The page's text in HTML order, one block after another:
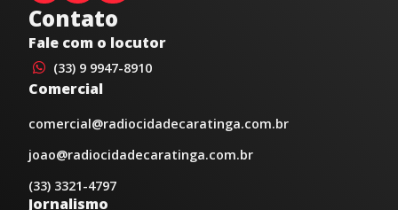
Contato
Fale com o locutor
(33) 9 9947-8910
Comercial
comercial@radiocidadecaratinga.com.br
joao@radiocidadecaratinga.com.br
(33) 3321-4797
Jornalismo